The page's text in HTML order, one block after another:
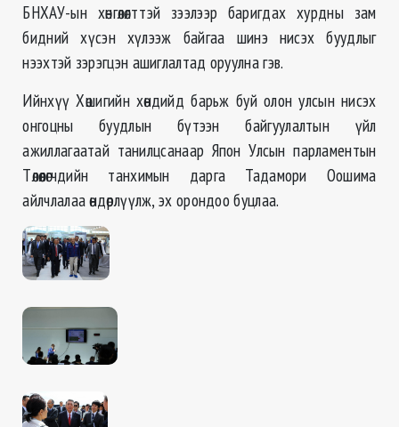
БНХАУ-ын хөнгөлөлттэй зээлээр баригдах хурдны зам
бидний хүсэн хүлээж байгаа шинэ нисэх буудлыг
нээхтэй зэрэгцэн ашиглалтад оруулна гэв.
Ийнхүү Хөшигийн хөндийд барьж буй олон улсын нисэх
онгоцны буудлын бүтээн байгуулалтын үйл
ажиллагаатай танилцсанаар Япон Улсын парламентын
Төлөөлөгчдийн танхимын дарга Тадамори Оошима
айлчлалаа өндөрлүүлж, эх орондоо буцлаа.